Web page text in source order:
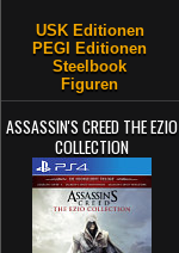
USK Editionen
PEGI Editionen
Steelbook
Figuren
ASSASSIN'S CREED THE EZIO
COLLECTION